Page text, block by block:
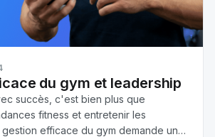
du gym et leadership
succès, c'est bien plus que
fitness et entretenir les
gestion efficace du gym demande un